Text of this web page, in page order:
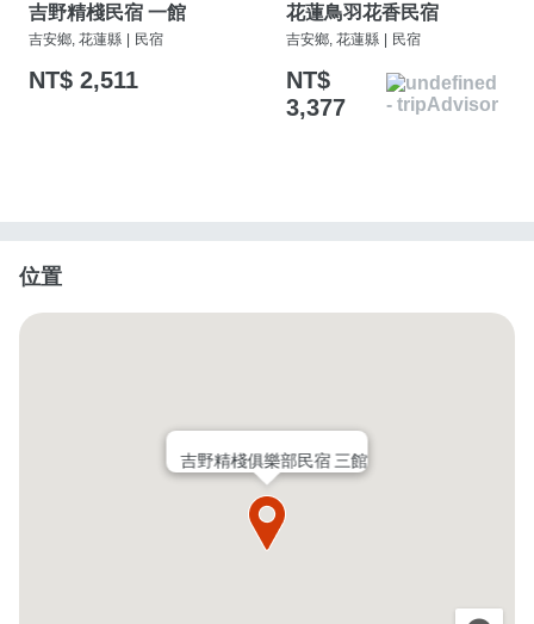
吉野精棧民宿 一館
吉安鄉, 花蓮縣 | 民宿
NT$ 2,511
花蓮鳥羽花香民宿
吉安鄉, 花蓮縣 | 民宿
NT$
3,377
位置
吉野精棧俱樂部民宿 三館